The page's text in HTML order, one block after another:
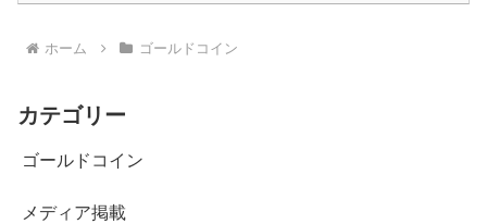
ホーム ゴールドコイン
カテゴリー
ゴールドコイン
メディア掲載